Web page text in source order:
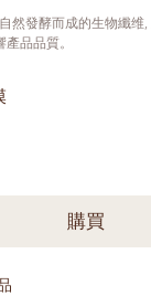
然發酵而成的生物纖维
品品質。
購買